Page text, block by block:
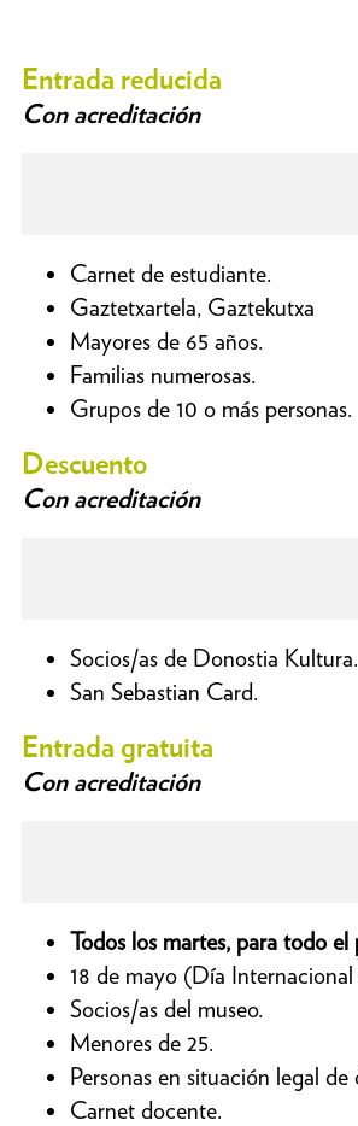
Entrada reducida
Con acreditación
Carnet de estudiante.
Gaztetxartela, Gaztekutxa
Mayores de 65 años.
Familias numerosas.
Grupos de 10 o más personas.
Descuento
Con acreditación
Socios/as de Donostia Kultura.
San Sebastian Card.
Entrada gratuita
Con acreditación
Todos los martes, para todo el
18 de mayo (Día
Socios/as del museo.
Menores de 25.
Personas en situación legal de
Carnet docente.